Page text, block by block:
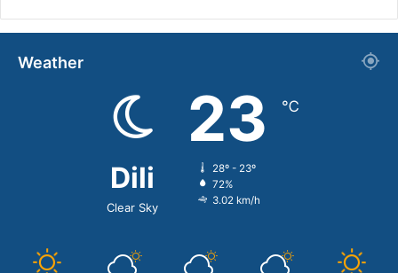
Weather
Dili
Clear Sky
23 ℃
28º - 23º
72%
3.02 km/h